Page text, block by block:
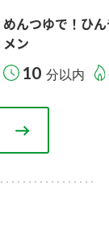
めんつゆで！ひ
メン
10 分以内